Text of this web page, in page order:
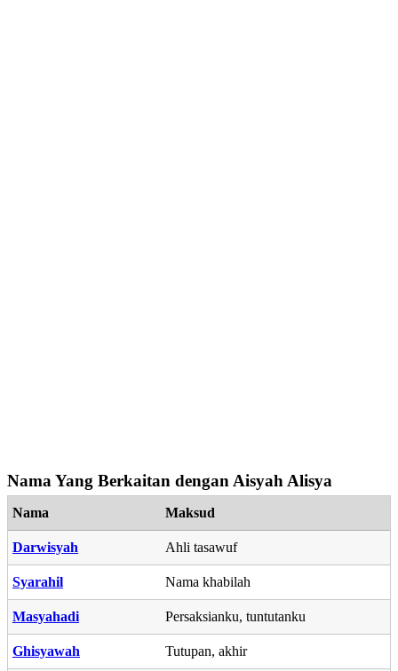
Nama Yang Berkaitan dengan Aisyah Alisya
Nama Maksud
Darwisyah Ahli tasawuf
Syarahil Nama khabilah
Masyahadi Persaksianku, tuntutanku
Ghisyawah Tutupan, akhir